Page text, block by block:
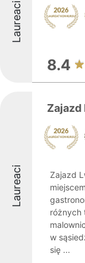
Laureaci
8.4
Laureaci
Zajazd
Zajazd
różnych
w
się ...